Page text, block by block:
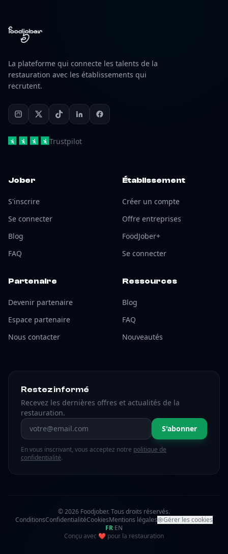
La plateforme qui connecte les talents de la
restauration avec les établissements qui
recrutent.
Trustpilot
Jober
S'inscrire
Se connecter
Blog
FAQ
Établissement
Créer un compte
Offre entreprises
FoodJober+
Se connecter
Partenaire
Devenir partenaire
Espace partenaire
Nous contacter
Ressources
Blog
FAQ
Nouveautés
Restez informé
Recevez les dernières offres et actualités de la
restauration.
Adresse email S'abonner
En vous inscrivant, vous acceptez notre politique de
confidentialité.
© 2026 Foodjober. Tous droits réservés.
ConditionsConfidentialitéCookiesMentions légales
Gérer les cookies
FR·EN
Conçu avec ❤ amour
pour la restauration